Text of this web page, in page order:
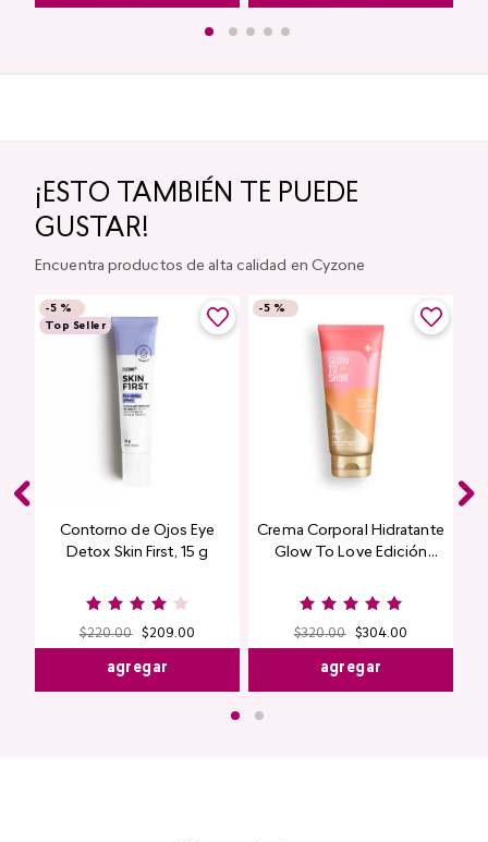
¡ESTO TAMBIÉN TE PUEDE
GUSTAR!
Encuentra productos de alta calidad en Cyzone
-5 %
Top Seller
Contorno de Ojos Eye
Detox Skin First, 15 g
$220.00 $209.00
agregar
-5 %
Crema Corporal Hidratante
Glow To Love Edición
$320.00 $304.00
agregar